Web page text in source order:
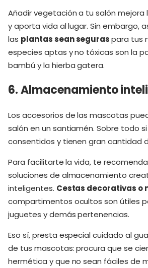
Añadir vegetación a tu salón mejora
y aporta vida al lugar. Sin embargo,
las plantas sean seguraspara tus
especies aptas y no tóxicas son la
bambú y la hierba gatera.
6. Almacenamiento
Los accesorios de las mascotas
salón en un santiamén. Sobre todo
consentidos y tienen gran cantidad
Para facilitarte la vida, te
soluciones de almacenamiento
inteligentes. Cestas decorativas o
compartimentos ocultos son útiles
juguetes y demás pertenencias.
Eso sí, presta especial cuidado al
de tus mascotas: procura que se
hermética y que no sean fáciles de